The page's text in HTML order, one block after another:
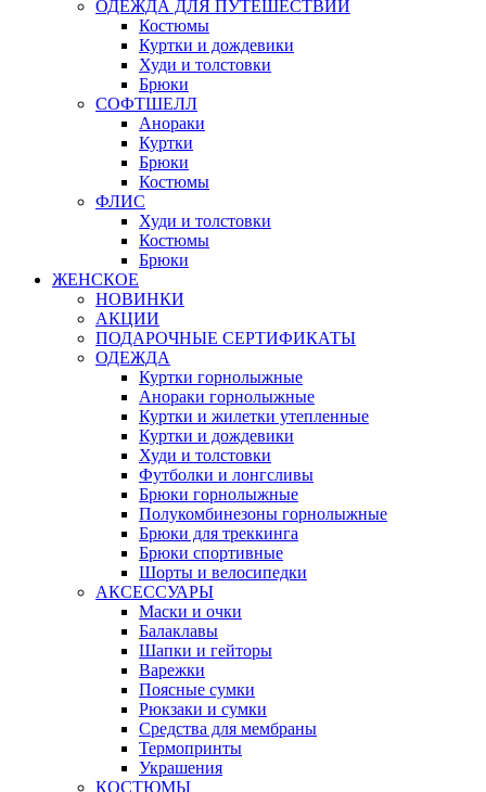
ОДЕЖДА ДЛЯ ПУТЕШЕСТВИЙ
Костюмы
Куртки и дождевики
Худи и толстовки
Брюки
СОФТШЕЛЛ
Анораки
Куртки
Брюки
Костюмы
ФЛИС
Худи и толстовки
Костюмы
Брюки
ЖЕНСКОЕ
НОВИНКИ
АКЦИИ
ПОДАРОЧНЫЕ СЕРТИФИКАТЫ
ОДЕЖДА
Куртки горнолыжные
Анораки горнолыжные
Куртки и жилетки утепленные
Куртки и дождевики
Худи и толстовки
Футболки и лонгсливы
Брюки горнолыжные
Полукомбинезоны горнолыжные
Брюки для треккинга
Брюки спортивные
Шорты и велосипедки
АКСЕССУАРЫ
Маски и очки
Балаклавы
Шапки и гейторы
Варежки
Поясные сумки
Рюкзаки и сумки
Средства для мембраны
Термопринты
Украшения
КОСТЮМЫ